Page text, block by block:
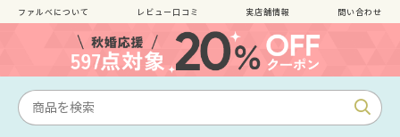
ファルべについて レビュー口コミ 実店舗情報 問い合わせ